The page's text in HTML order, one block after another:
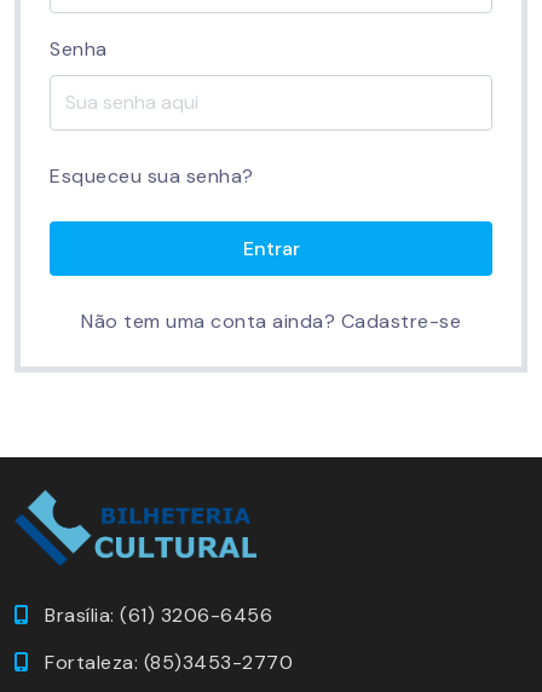
Senha
Esqueceu sua senha?
Entrar
Não tem uma conta ainda? Cadastre-se
Brasília: (61) 3206-6456
Fortaleza: (85)3453-2770